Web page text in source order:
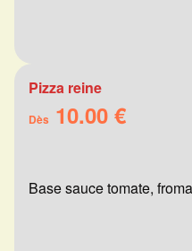
Pizza reine
Dès 10.00 €
Base sauce tomate,